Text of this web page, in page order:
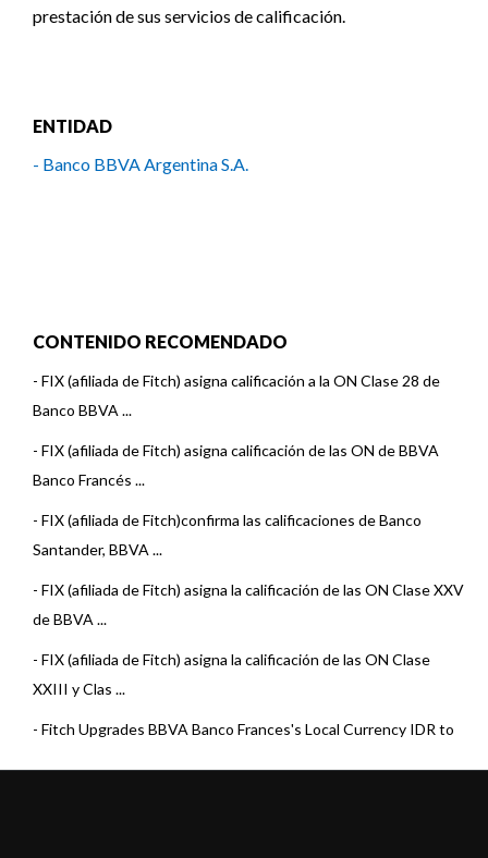
prestación de sus servicios de calificación.
ENTIDAD
- Banco BBVA Argentina S.A.
CONTENIDO RECOMENDADO
- FIX (afiliada de Fitch) asigna calificación a la ON Clase 28 de
Banco BBVA ...
- FIX (afiliada de Fitch) asigna calificación de las ON de BBVA
Banco Francés ...
- FIX (afiliada de Fitch)confirma las calificaciones de Banco
Santander, BBVA ...
- FIX (afiliada de Fitch) asigna la calificación de las ON Clase XXV
de BBVA ...
- FIX (afiliada de Fitch) asigna la calificación de las ON Clase
XXIII y Clas ...
- Fitch Upgrades BBVA Banco Frances's Local Currency IDR to